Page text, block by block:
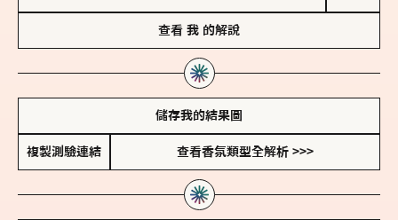
查看 我 的解說
儲存我的結果圖
複製測驗連結 查看香氛類型全解析 >>>